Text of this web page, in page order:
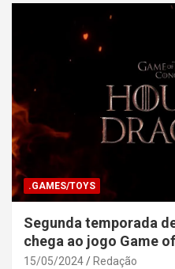
.GAMES/TOYS
Segunda temporada
chega ao jogo Game
15/05/2024 Redação